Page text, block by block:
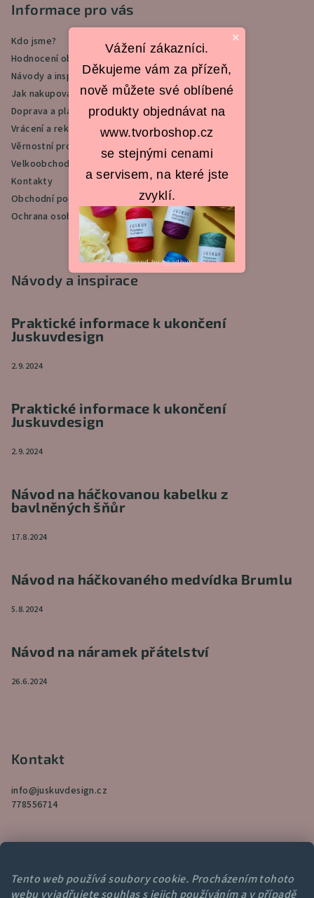
Tento web používá soubory cookie. Procházením tohoto
webu vyjadřujete souhlas s jejich používáním a v případě
Informace pro vás
Kdo jsme?
Hodnocení obchodu
Návody a inspirace
Jak nakupovat
Doprava a platba
Vrácení a reklamace
Věrnostní program
Velkoobchod
Kontakty
Obchodní podmínky
Ochrana osobních údajů
Návody a inspirace
Praktické informace k ukončení
Juskuvdesign
2.9.2024
Praktické informace k ukončení
Juskuvdesign
2.9.2024
Návod na háčkovanou kabelku z
bavlněných šňůr
17.8.2024
Návod na háčkovaného medvídka Brumlu
5.8.2024
Návod na náramek přátelství
26.6.2024
Kontakt
info@juskuvdesign.cz
778556714
×
Vážení zákazníci.
Děkujeme vám za přízeň,
nově můžete své oblíbené
produkty objednávat na
www.tvorboshop.cz
se stejnými cenami
a servisem, na které jste
zvyklí.
Powered by Leadhub.